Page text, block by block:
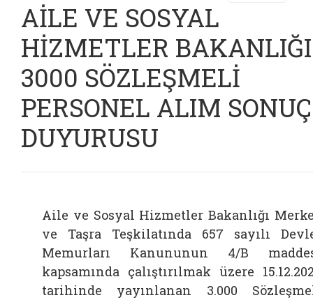
AİLE VE SOSYAL
HİZMETLER BAKANLIĞI
3000 SÖZLEŞMELİ
PERSONEL ALIM SONUÇ
DUYURUSU
Aile ve Sosyal Hizmetler Bakanlığı
ve Taşra Teşkilatında 657 sayılı
Memurları Kanununun 4/B
kapsamında çalıştırılmak üzere
tarihinde yayınlanan 3.000